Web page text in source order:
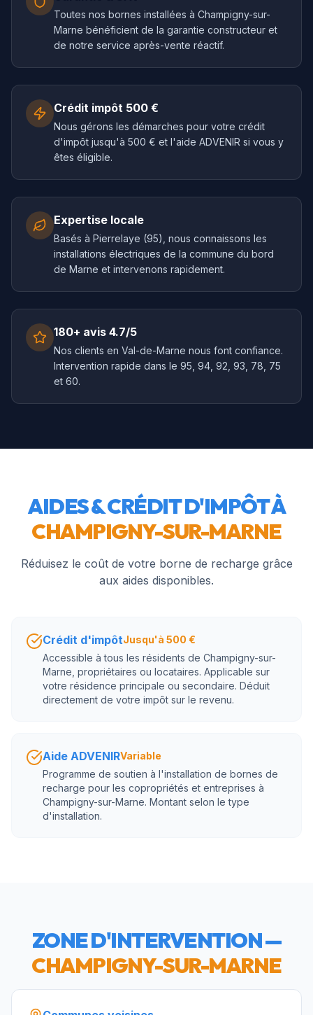
Toutes nos bornes installées à Champigny-sur-
Marne bénéficient de la garantie constructeur et
de notre service après-vente réactif.
Crédit impôt 500 €
Nous gérons les démarches pour votre crédit
d'impôt jusqu'à 500 € et l'aide ADVENIR si vous y
êtes éligible.
Expertise locale
Basés à Pierrelaye (95), nous connaissons les
installations électriques de la commune du bord
de Marne et intervenons rapidement.
180+ avis 4.7/5
Nos clients en Val-de-Marne nous font confiance.
Intervention rapide dans le 95, 94, 92, 93, 78, 75
et 60.
AIDES & CRÉDIT D'IMPÔT À
CHAMPIGNY-SUR-MARNE
Réduisez le coût de votre borne de recharge grâce
aux aides disponibles.
Crédit d'impôtJusqu'à 500 €
Accessible à tous les résidents de Champigny-sur-
Marne, propriétaires ou locataires. Applicable sur
votre résidence principale ou secondaire. Déduit
directement de votre impôt sur le revenu.
Aide ADVENIRVariable
Programme de soutien à l'installation de bornes de
recharge pour les copropriétés et entreprises à
Champigny-sur-Marne. Montant selon le type
d'installation.
ZONE D'INTERVENTION —
CHAMPIGNY-SUR-MARNE